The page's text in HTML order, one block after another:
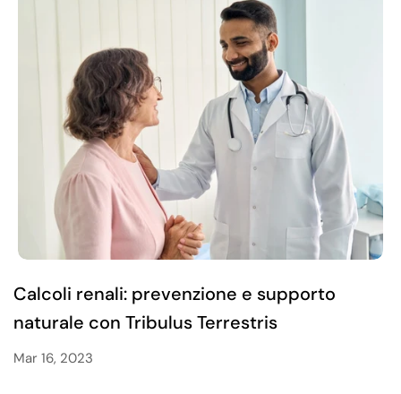
Calcoli renali: prevenzione e supporto
naturale con Tribulus Terrestris
Mar 16, 2023